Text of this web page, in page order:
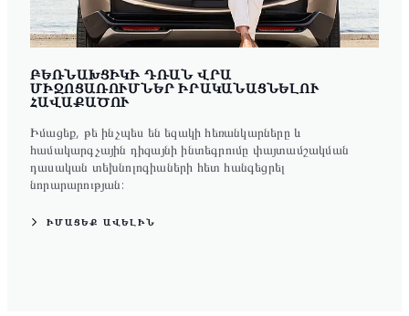
ԲԵՌՆԱԽՑԻԿԻ ԴՌԱՆ ՎՐԱ
ՄԻՋՈՑԱՌՈՒՄՆԵՐ ԻՐԱԿԱՆԱՑՆԵԼՈՒ
ՀԱՎԱՔԱԾՈՒ
Իմացեք, թե ինչպես են եզակի հեռանկարները և
համակարգչային դիզայնի ինտեգրումը փայտամշակման
դասական տեխնոլոգիաների հետ հանգեցրել
նորարարության:
ԻՄԱՑԵՔ ԱՎԵԼԻՆ